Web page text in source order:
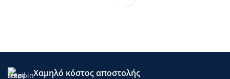
Χαμηλό κόστος αποστολής